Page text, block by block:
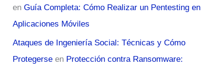
enGuía Completa: Cómo Realizar un Pentesting en
Aplicaciones Móviles
Ataques de Ingeniería Social: Técnicas y Cómo
Protegerse en Protección contra Ransomware: